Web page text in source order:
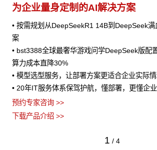
为企业量身定制的AI解决方案
• 按需规划从DeepSeekR1 14B到DeepSeek
案
• bst3388全球最奢华游戏问学DeepSeek版配
算力成本直降30%
• 模型选型服务，让部署方案更适合企业实际
• 20年IT服务体系保驾护航，懂部署，更懂企
预约专家咨询 >>
下载产品介绍 >>
1 / 4